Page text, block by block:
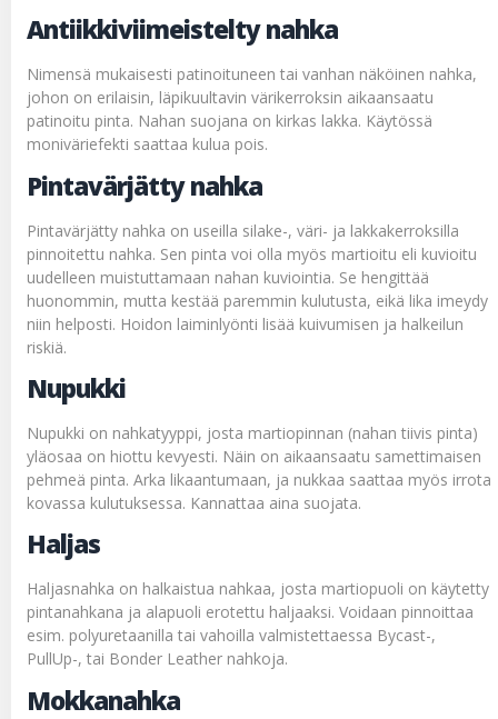
Antiikkiviimeistelty nahka
Nimensä mukaisesti patinoituneen tai vanhan näköinen nahka,
johon on erilaisin, läpikuultavin värikerroksin aikaansaatu
patinoitu pinta. Nahan suojana on kirkas lakka. Käytössä
moniväriefekti saattaa kulua pois.
Pintavärjätty nahka
Pintavärjätty nahka on useilla silake-, väri- ja lakkakerroksilla
pinnoitettu nahka. Sen pinta voi olla myös martioitu eli kuvioitu
uudelleen muistuttamaan nahan kuviointia. Se hengittää
huonommin, mutta kestää paremmin kulutusta, eikä lika imeydy
niin helposti. Hoidon laiminlyönti lisää kuivumisen ja halkeilun
riskiä.
Nupukki
Nupukki on nahkatyyppi, josta martiopinnan (nahan tiivis pinta)
yläosaa on hiottu kevyesti. Näin on aikaansaatu samettimaisen
pehmeä pinta. Arka likaantumaan, ja nukkaa saattaa myös irrota
kovassa kulutuksessa. Kannattaa aina suojata.
Haljas
Haljasnahka on halkaistua nahkaa, josta martiopuoli on käytetty
pintanahkana ja alapuoli erotettu haljaaksi. Voidaan pinnoittaa
esim. polyuretaanilla tai vahoilla valmistettaessa Bycast-,
PullUp-, tai Bonder Leather nahkoja.
Mokkanahka